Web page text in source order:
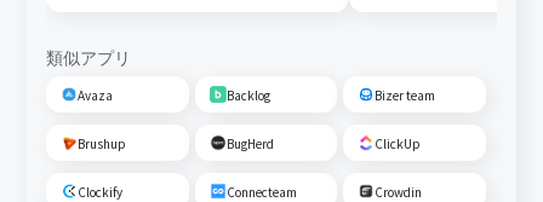
類似アプリ
Avaza Backlog Bizer team
Brushup BugHerd ClickUp
Clockify Connecteam Crowdin